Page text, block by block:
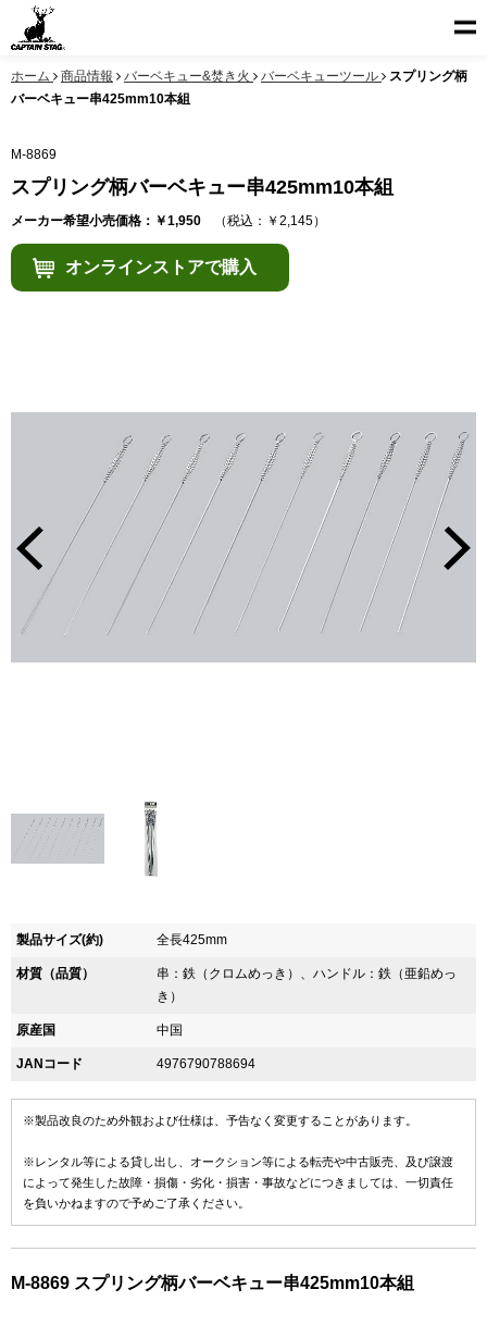
ホーム 商品情報 バーベキュー&焚き火 バーベキューツール
スプリング柄
バーベキュー串425mm10本組
M-8869
スプリング柄バーベキュー串425mm10本組
メーカー希望小売価格：￥1,950 （税込：￥2,145）
オンラインストアで購入
製品サイズ(約) 全長425mm
材質（品質）
串：鉄（クロムめっき）、ハンドル：鉄（亜鉛めっ
き）
原産国 中国
JANコード 4976790788694
※製品改良のため外観および仕様は、予告なく変更することがあります。
※レンタル等による貸し出し、オークション等による転売や中古販売、及び譲渡
によって発生した故障・損傷・劣化・損害・事故などにつきましては、一切責任
を負いかねますので予めご了承ください。
M-8869 スプリング柄バーベキュー串425mm10本組